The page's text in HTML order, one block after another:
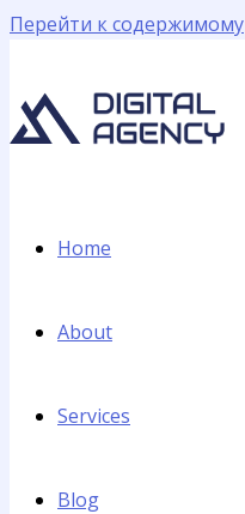
Перейти к содержимому
Home
About
Services
Blog